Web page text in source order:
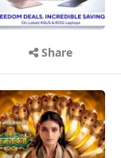
Share